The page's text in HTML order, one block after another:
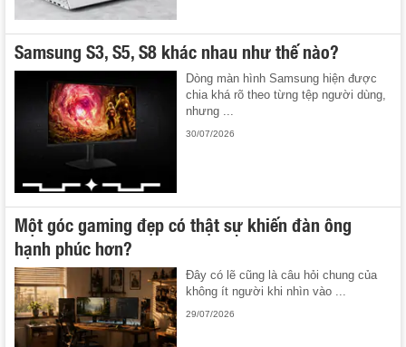
Samsung S3, S5, S8 khác nhau như thế nào?
Dòng màn hình Samsung hiện được
chia khá rõ theo từng tệp người dùng,
nhưng ...
30/07/2026
Một góc gaming đẹp có thật sự khiến đàn ông
hạnh phúc hơn?
Đây có lẽ cũng là câu hỏi chung của
không ít người khi nhìn vào ...
29/07/2026